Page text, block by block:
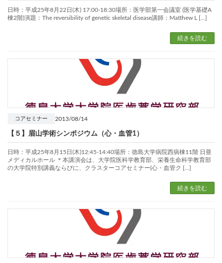
日時：平成25年8月22日(木) 17:00-18:30場所：医学部第一会議室 (医学基礎A
棟2階)演題：The reversibility of genetic skeletal disease講師：Matthew L […]
続きを読む
2013/08/14
コアセミナー
【５】眉山学術シンポジウム（心・血管1）
日時：平成25年8月15日(木)12:45-14:40場所：徳島大学病院西病棟11階 日亜
メディカルホール ＊本講演会は、大学院医科学教育部、栄養生命科学教育部
の大学院特別講義ならびに、クラスターコアセミナー(心・血管ク […]
続きを読む